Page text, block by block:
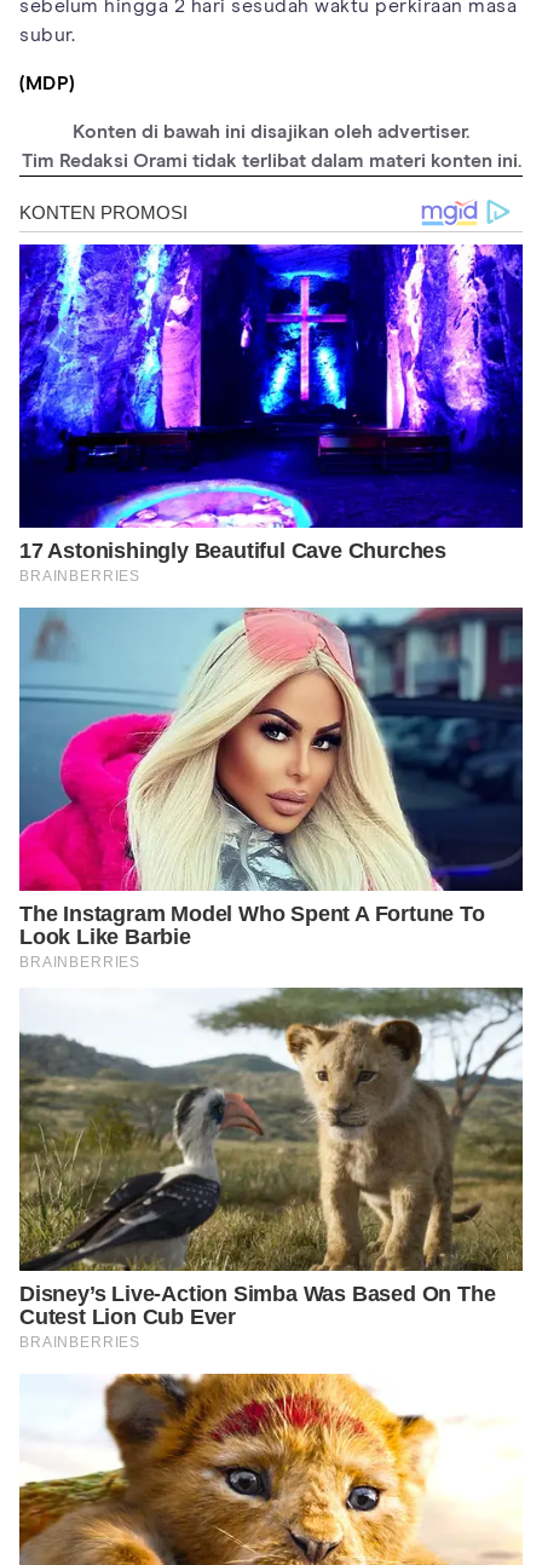
sebelum hingga 2 hari sesudah waktu perkiraan masa
subur.
(MDP)
Konten di bawah ini disajikan oleh advertiser.
Tim Redaksi Orami tidak terlibat dalam materi konten ini.